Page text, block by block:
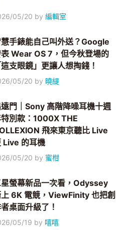
05/20 by編輯室
手錶能自己叫外送？Google
Wear OS 7，但今秋登場的
這支眼鏡」更讓人想掏錢！
05/20 by 曉緹
門｜Sony 高階降噪耳機十週
別款：1000X THE
飛來東京聽比 Live
Live 的耳機
05/20 by 蜜柑
星螢幕新品一次看，Odyssey
6K 電競，ViewFinity 也把創
桌面升級了！
05/19 by 嘻嘻